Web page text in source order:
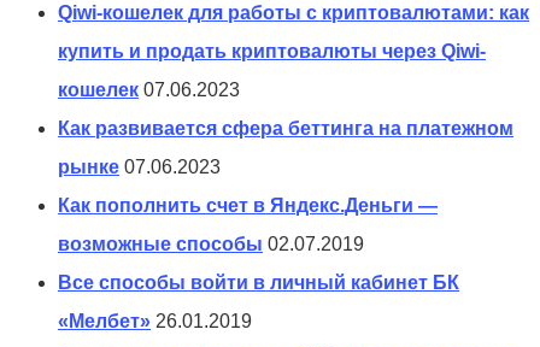
Qiwi-кошелек для работы с криптовалютами: как
купить и продать криптовалюты через Qiwi-
кошелек 07.06.2023
Как развивается сфера беттинга на платежном
рынке 07.06.2023
Как пополнить счет в Яндекс.Деньги —
возможные способы 02.07.2019
Все способы войти в личный кабинет БК
«Мелбет» 26.01.2019